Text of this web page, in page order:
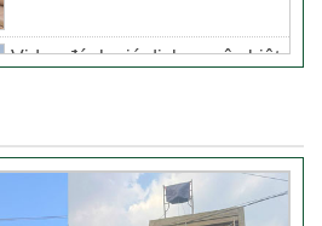
Video đánh giá dịch vụ xây biệt
Thương
Khách hàng đánh giá dịch vụ